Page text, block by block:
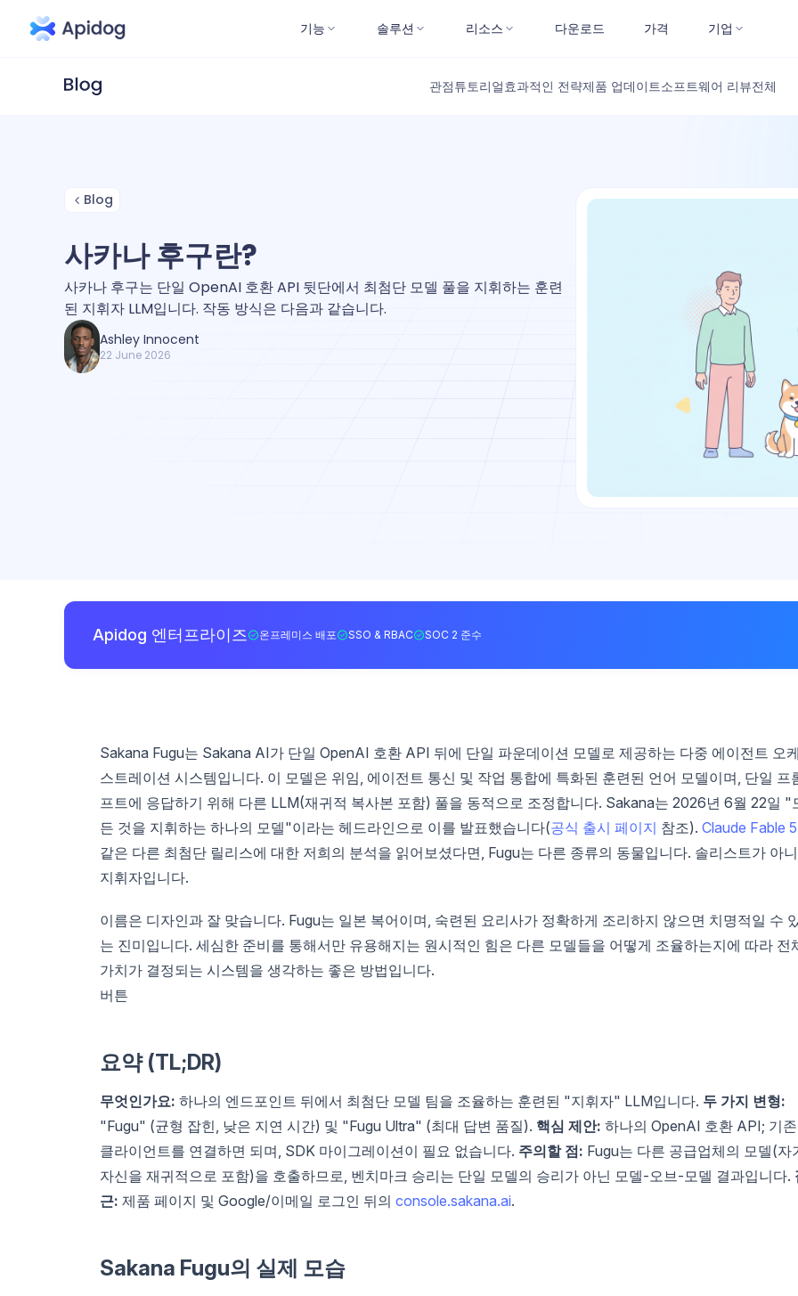
기능 솔루션 리소스 다운로드 가격 기업
관점튜토리얼효과적인 전략제품 업데이트소프트웨어 리뷰전체
Blog
사카나 후구란?
사카나 후구는 단일 OpenAI 호환 API 뒷단에서 최첨단 모델 풀을 지휘하는 훈련
된 지휘자 LLM입니다. 작동 방식은 다음과 같습니다.
Ashley Innocent
22 June 2026
Apidog 엔터프라이즈 온프레미스 배포 SSO & RBAC SOC 2 준수
Sakana Fugu는 Sakana AI가 단일 OpenAI 호환 API 뒤에 단일 파운데이션 모델로 제공하는 다중 에이전트 오케
스트레이션 시스템입니다. 이 모델은 위임, 에이전트 통신 및 작업 통합에 특화된 훈련된 언어 모델이며, 단일 프
프트에 응답하기 위해 다른 LLM(재귀적 복사본 포함) 풀을 동적으로 조정합니다. Sakana는 2026년 6월 22일 "
든 것을 지휘하는 하나의 모델"이라는 헤드라인으로 이를 발표했습니다(공식 출시 페이지 참조). Claude Fable 5
같은 다른 최첨단 릴리스에 대한 저희의 분석을 읽어보셨다면, Fugu는 다른 종류의 동물입니다. 솔리스트가 아
지휘자입니다.
이름은 디자인과 잘 맞습니다. Fugu는 일본 복어이며, 숙련된 요리사가 정확하게 조리하지 않으면 치명적일 수
는 진미입니다. 세심한 준비를 통해서만 유용해지는 원시적인 힘은 다른 모델들을 어떻게 조율하는지에 따라 전
가치가 결정되는 시스템을 생각하는 좋은 방법입니다.
버튼
요약 (TL;DR)
무엇인가요: 하나의 엔드포인트 뒤에서 최첨단 모델 팀을 조율하는 훈련된 "지휘자" LLM입니다. 두 가지 변형:
"Fugu" (균형 잡힌, 낮은 지연 시간) 및 "Fugu Ultra" (최대 답변 품질). 핵심 제안: 하나의 OpenAI 호환 API; 기존
클라이언트를 연결하면 되며, SDK 마이그레이션이 필요 없습니다. 주의할 점: Fugu는 다른 공급업체의 모델(자
자신을 재귀적으로 포함)을 호출하므로, 벤치마크 승리는 단일 모델의 승리가 아닌 모델-오브-모델 결과입니다.
근: 제품 페이지 및 Google/이메일 로그인 뒤의 console.sakana.ai.
Sakana Fugu의 실제 모습